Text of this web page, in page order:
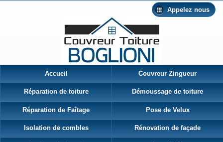
Appelez nous
Accueil Couvreur Zingueur
Réparation de toiture Démoussage de toiture
Réparation de Faîtage Pose de Velux
Isolation de combles Rénovation de façade